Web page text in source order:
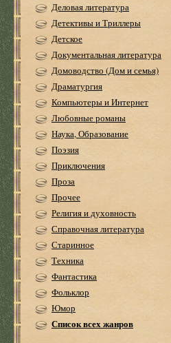
Деловая литература
Детективы и Триллеры
Детское
Документальная литература
Домоводство (Дом и семья)
Драматургия
Компьютеры и Интернет
Любовные романы
Наука, Образование
Поэзия
Приключения
Проза
Прочее
Религия и духовность
Справочная литература
Старинное
Техника
Фантастика
Фольклор
Юмор
Список всех жанров